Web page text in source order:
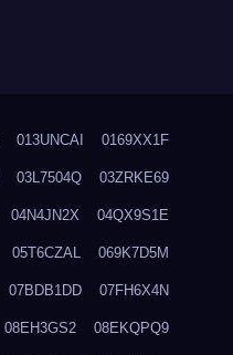
013UNCAI 0169XX1F
03L7504Q 03ZRKE69
04N4JN2X 04QX9S1E
05T6CZAL 069K7D5M
07BDB1DD 07FH6X4N
08EH3GS2 08EKQPQ9